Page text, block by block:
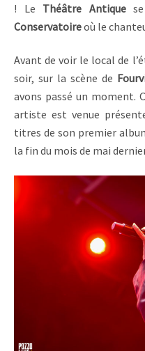
! Le Théâtre Antiquese
Conservatoireoù le
Avant de voir le local de
soir, sur la scène de
avons passé un moment.
artiste est venue
titres de son premier
la fin du mois de mai